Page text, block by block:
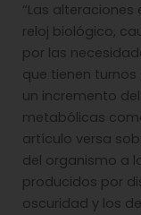
“Las
reloj biológico,
por las
que tienen
un incremento
metabólicas
artículo versa
del organismo a
producidos por
oscuridad y los